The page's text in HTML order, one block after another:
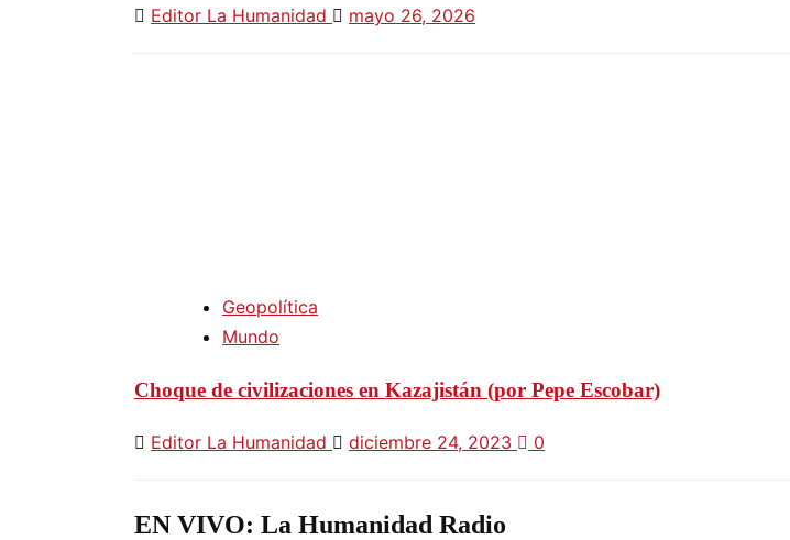
Editor La Humanidad mayo 26, 2026
Geopolítica
Mundo
Choque de civilizaciones en Kazajistán (por Pepe Escobar)
Editor La Humanidad diciembre 24, 2023 0
EN VIVO: La Humanidad Radio